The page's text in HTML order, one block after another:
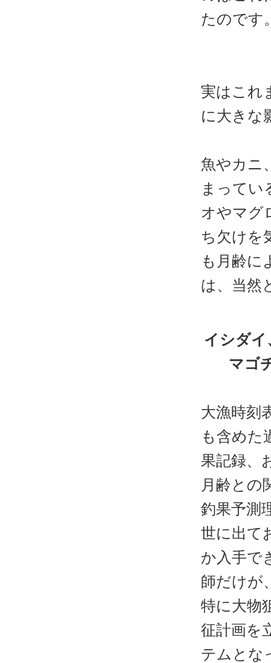
たのです
実はこれ
に大きな
魚やカニ
まってい
オやマグ
ち欠けを
も月齢に
は、当然
イシダイ
マゴ
大漁時刻
も含めた
果記録、
月齢との
釣果予測
世に出て
か入手で
師だけが
特に大物
征計画を
テムとな